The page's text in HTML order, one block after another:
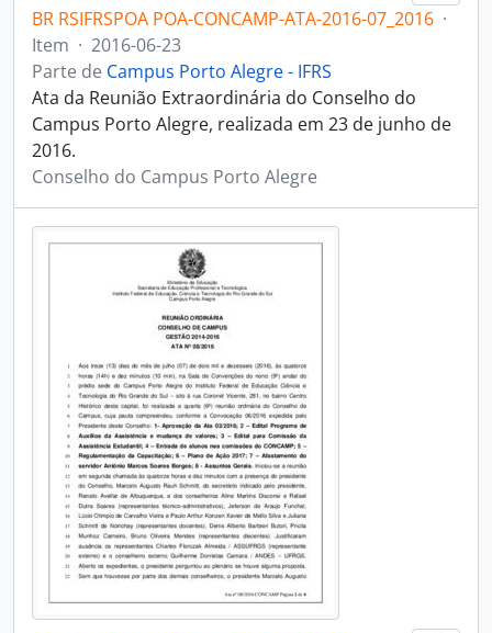
BR RSIFRSPOA POA-CONCAMP-ATA-2016-07_2016 ·
Item · 2016-06-23
Parte de Campus Porto Alegre - IFRS
Ata da Reunião Extraordinária do Conselho do
Campus Porto Alegre, realizada em 23 de junho de
2016.
Conselho do Campus Porto Alegre